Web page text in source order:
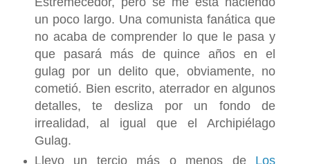
un poco largo. Una comunista fanática que
no acaba de comprender lo que le pasa y
que pasará más de quince años en el
gulag por un delito que, obviamente, no
cometió. Bien escrito, aterrador en algunos
detalles, te desliza por un fondo de
irrealidad, al igual que el Archipiélago
Gulag.
Llevo un tercio más o menos de Los